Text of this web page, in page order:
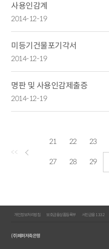
사용인감계
2014-12-19
미등기건물포기각서
2014-12-19
명판 및 사용인감제출증
2014-12-19
<<
21 22 23
27 28 29
개인정보처리방침 보호금융상품등록부 서민금융 1332
(주)페퍼저축은행